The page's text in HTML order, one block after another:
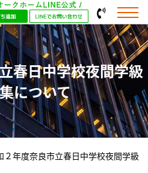
春日中学校夜間学級
について
２年度奈良市立春日中学校夜間学級